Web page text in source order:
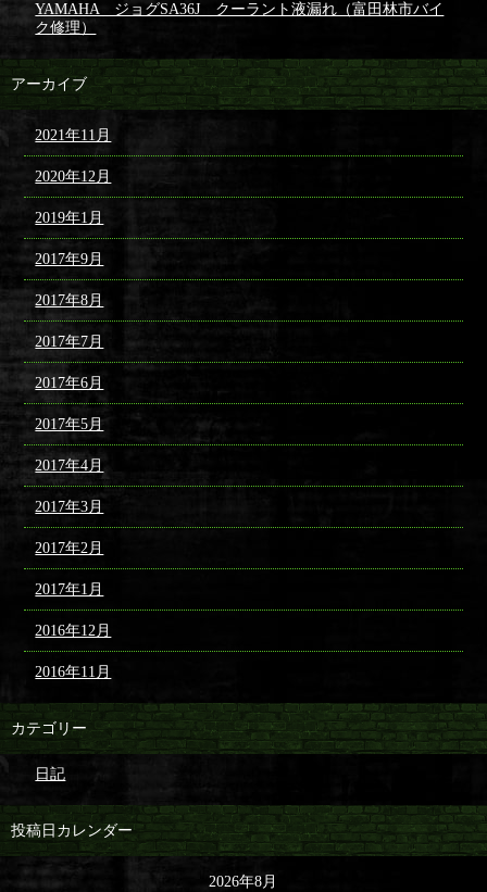
YAMAHA ジョグSA36J クーラント液漏れ（富田林市バイ
ク修理）
アーカイブ
2021年11月
2020年12月
2019年1月
2017年9月
2017年8月
2017年7月
2017年6月
2017年5月
2017年4月
2017年3月
2017年2月
2017年1月
2016年12月
2016年11月
カテゴリー
日記
投稿日カレンダー
2026年8月